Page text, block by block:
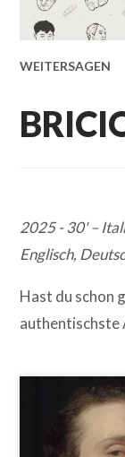
WEITERSAGEN
2025 - 30' –
Englisch,
Hast du schon
authentischste